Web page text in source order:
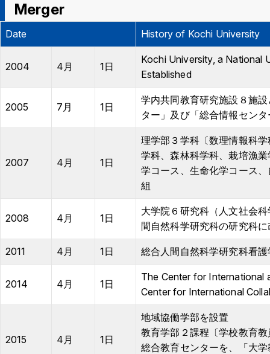
Merger
Date History of Kochi University
2004 4月 1日
Kochi University, a National
Established
2005 7月 1日
学内共同教育研究施設８施
ター」及び「総合情報セン
2007 4月 1日
理学部３学科〔数理情報科
学科、森林科学科、栽培漁
学コース、生命化学コース
組
2008 4月 1日
大学院６研究科（人文社会
間自然科学研究科の研究科
2011 4月 1日 総合人間自然科学研究科看
2014 4月 1日
The Center for International
Center for International
2015 4月 1日
地域協働学部を設置
教育学部２課程〔学校教育
総合教育センターを、「大